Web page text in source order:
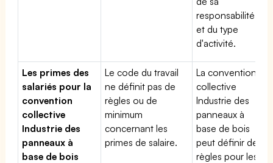
responsabilité
et du type
d'activité.
Les primes des
salariés pour la
convention
collective
Industrie des
panneaux à
base de bois
Le code du travail
ne définit pas de
règles ou de
minimum
concernant les
primes de salaire.
La convention
collective
Industrie des
panneaux à
base de bois
peut définir des
règles pour les